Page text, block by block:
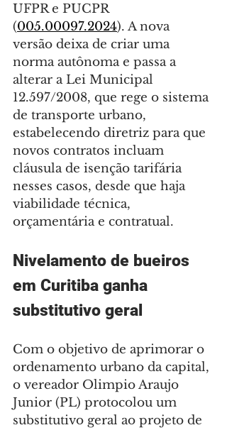
UFPR e PUCPR
(005.00097.2024). A nova
versão deixa de criar uma
norma autônoma e passa a
alterar a Lei Municipal
12.597/2008, que rege o sistema
de transporte urbano,
estabelecendo diretriz para que
novos contratos incluam
cláusula de isenção tarifária
nesses casos, desde que haja
viabilidade técnica,
orçamentária e contratual.
Nivelamento de bueiros
em Curitiba ganha
substitutivo geral
Com o objetivo de aprimorar o
ordenamento urbano da capital,
o vereador Olimpio Araujo
Junior (PL) protocolou um
substitutivo geral ao projeto de